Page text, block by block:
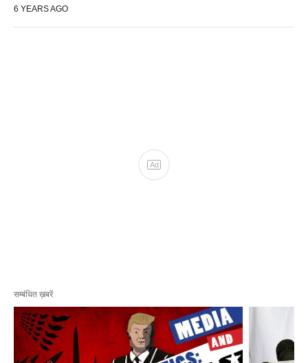
6 YEARS AGO
सम्बंधित ख़बरें